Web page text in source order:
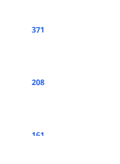
371
208
161